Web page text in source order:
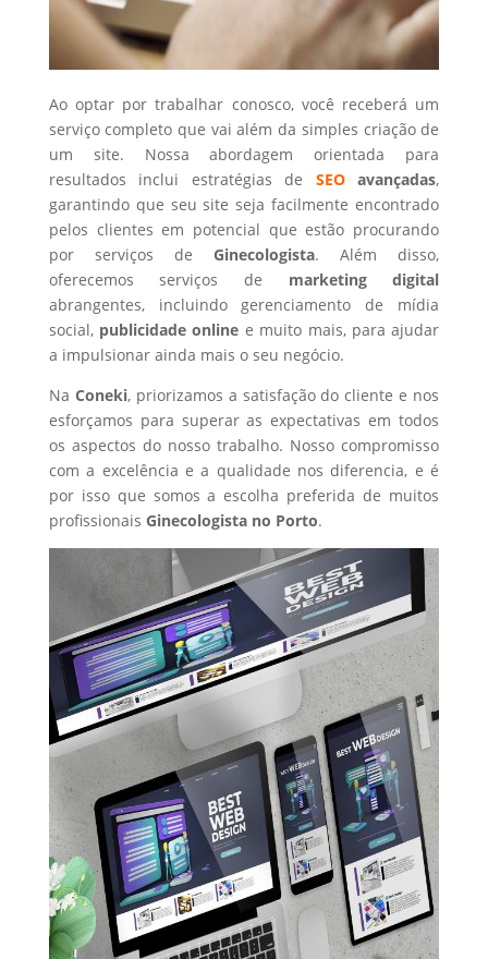
Ao optar por trabalhar conosco, você receberá um
serviço completo que vai além da simples criação de
um site. Nossa abordagem orientada para
resultados inclui estratégias de SEOavançadas,
garantindo que seu site seja facilmente encontrado
pelos clientes em potencial que estão procurando
por serviços deGinecologista. Além disso,
oferecemos serviços de marketing digital
abrangentes, incluindo gerenciamento de mídia
social, publicidade online e muito mais, para ajudar
a impulsionar ainda mais o seu negócio.
Na Coneki, priorizamos a satisfação do cliente e nos
esforçamos para superar as expectativas em todos
os aspectos do nosso trabalho. Nosso compromisso
com a excelência e a qualidade nos diferencia, e é
por isso que somos a escolha preferida de muitos
profissionais Ginecologistano Porto.